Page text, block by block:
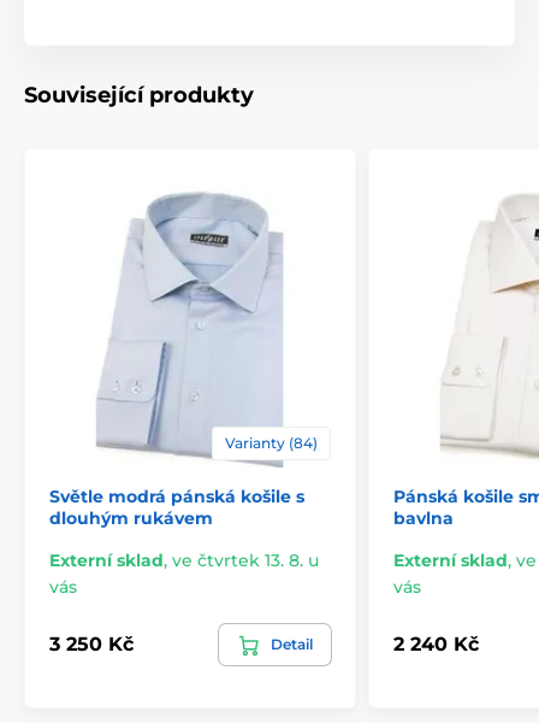
Související produkty
Varianty (84)
Světle modrá pánská košile s
dlouhým rukávem
Externí sklad, ve čtvrtek 13. 8. u
vás
3 250 Kč Detail
Pánská košile
bavlna
Externí sklad,
vás
2 240 Kč